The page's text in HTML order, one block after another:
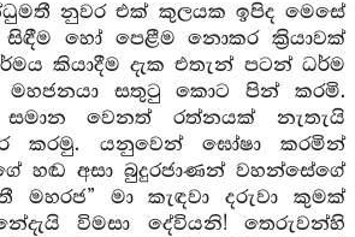
නුවර එක් කුලයක ඉපිද මෙසේ
හෝ පෙළීම නොකර ක්‍රියාවක්
කියාදීම දැක එතැන් පටන් ධර්ම
මහජනයා සතුටු කොට පින් කරමි.
සමාන වෙනත් රත්නයක් නැතැයි
කරමු. යනුවෙන් ඝෝෂා කරමින්
හඬ අසා බුදුරජාණන් වහන්සේගේ
මහරජ” මා කැඳවා දරුවා කුමක්
විමසා දේවියනි! තෙරුවන්හි